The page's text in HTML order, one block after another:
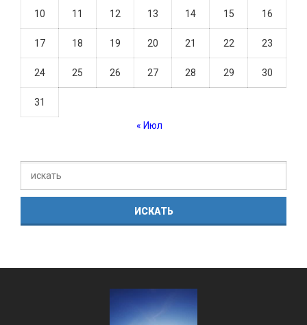
10 11 12 13 14 15 16
17 18 19 20 21 22 23
24 25 26 27 28 29 30
31
« Июл